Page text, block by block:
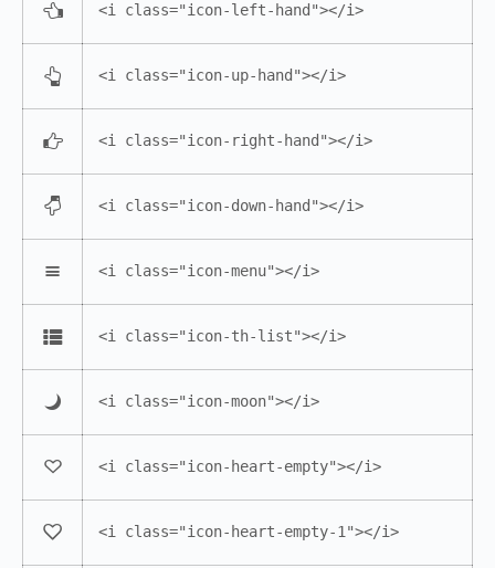
<i class="icon-left-hand"></i>
<i class="icon-up-hand"></i>
<i class="icon-right-hand"></i>
<i class="icon-down-hand"></i>
<i class="icon-menu"></i>
<i class="icon-th-list"></i>
<i class="icon-moon"></i>
<i class="icon-heart-empty"></i>
<i class="icon-heart-empty-1"></i>